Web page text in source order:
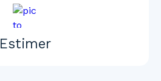
Estimer